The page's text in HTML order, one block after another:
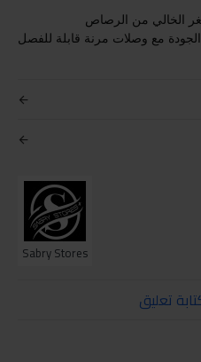
الخالي من الرصاص
مع وصلات مرنة قابلة للفصل
Sabry Stores
تعليق